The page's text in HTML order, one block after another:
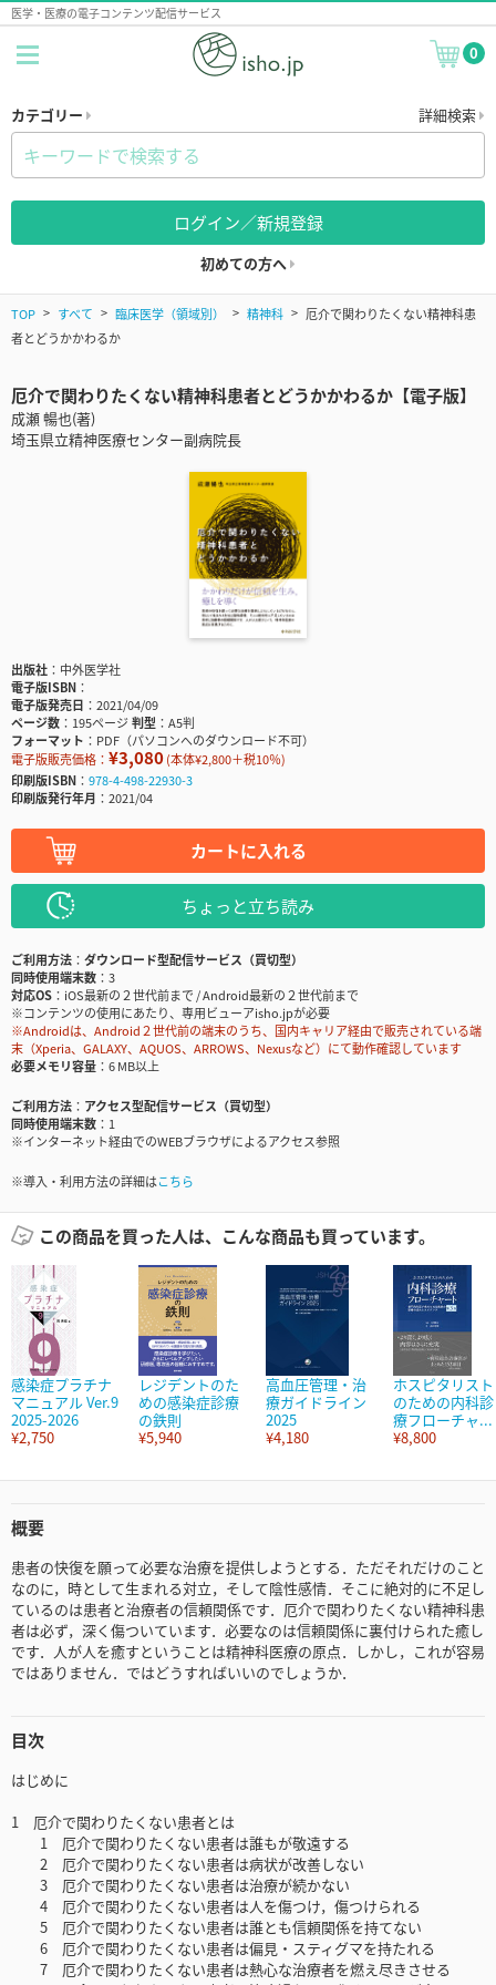
医学・医療の電子コンテンツ配信サービス
0
カテゴリー 詳細検索
ログイン／新規登録
初めての方へ
TOP すべて 臨床医学（領域別） 精神科
厄介で関わりたくない精神科患
者とどうかかわるか
厄介で関わりたくない精神科患者とどうかかわるか【電子版】
成瀬 暢也(著)
埼玉県立精神医療センター副病院長
出版社
中外医学社
電子版ISBN
電子版発売日
2021/04/09
ページ数
195ページ判型
A5判
フォーマット
PDF（パソコンへのダウンロード不可）
電子版販売価格： ¥3,080(本体¥2,800＋税10％)
印刷版ISBN
978-4-498-22930-3
印刷版発行年月
2021/04
カートに入れる
ちょっと立ち読み
ご利用方法
ダウンロード型配信サービス（買切型）
同時使用端末数
3
対応OS
iOS最新の２世代前まで / Android最新の２世代前まで
※コンテンツの使用にあたり、専用ビューアisho.jpが必要
※Androidは、Android２世代前の端末のうち、国内キャリア経由で販売されている端
末（Xperia、GALAXY、AQUOS、ARROWS、Nexusなど）にて動作確認しています
必要メモリ容量
6 MB以上
ご利用方法
アクセス型配信サービス（買切型）
同時使用端末数
1
※インターネット経由でのWEBブラウザによるアクセス参照
※導入・利用方法の詳細はこちら
この商品を買った人は、こんな商品も買っています。
感染症プラチナ
マニュアル Ver.9
2025-2026
¥2,750
レジデントのた
めの感染症診療
の鉄則
¥5,940
高血圧管理・治
療ガイドライン
2025
¥4,180
ホスピタリスト
のための内科診
療フローチャ...
¥8,800
概要
患者の快復を願って必要な治療を提供しようとする．ただそれだけのこと
なのに，時として生まれる対立，そして陰性感情．そこに絶対的に不足し
ているのは患者と治療者の信頼関係です．厄介で関わりたくない精神科患
者は必ず，深く傷ついています．必要なのは信頼関係に裏付けられた癒し
です．人が人を癒すということは精神科医療の原点．しかし，これが容易
ではありません．ではどうすればいいのでしょうか．
目次
はじめに
1 厄介で関わりたくない患者とは
1 厄介で関わりたくない患者は誰もが敬遠する
2 厄介で関わりたくない患者は病状が改善しない
3 厄介で関わりたくない患者は治療が続かない
4 厄介で関わりたくない患者は人を傷つけ，傷つけられる
5 厄介で関わりたくない患者は誰とも信頼関係を持てない
6 厄介で関わりたくない患者は偏見・スティグマを持たれる
7 厄介で関わりたくない患者は熱心な治療者を燃え尽きさせる